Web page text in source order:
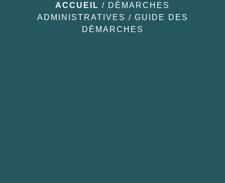
ACCUEIL / DÉMARCHES
ADMINISTRATIVES / GUIDE DES
DÉMARCHES